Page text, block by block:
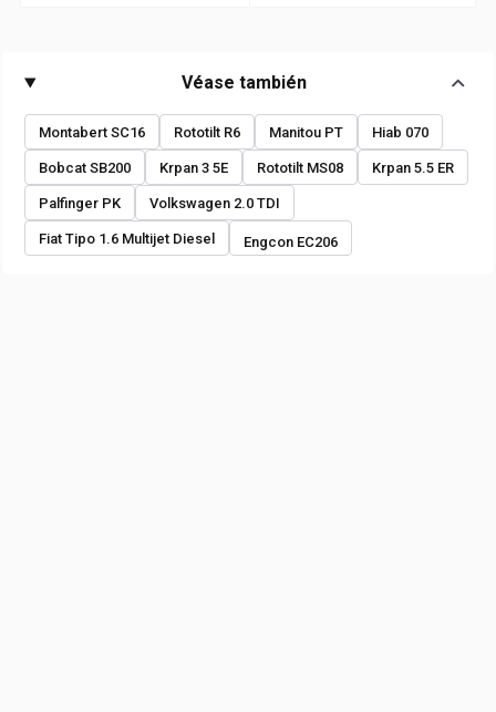
Véase también
Montabert SC16 Rototilt R6 Manitou PT Hiab 070
Bobcat SB200 Krpan 3 5E Rototilt MS08 Krpan 5.5 ER
Palfinger PK Volkswagen 2.0 TDI
Fiat Tipo 1.6 Multijet Diesel Engcon EC206